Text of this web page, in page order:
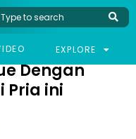
EXPLORE
SEMPURNA, MEMPELAI PRIA
Dengan
Pria ini